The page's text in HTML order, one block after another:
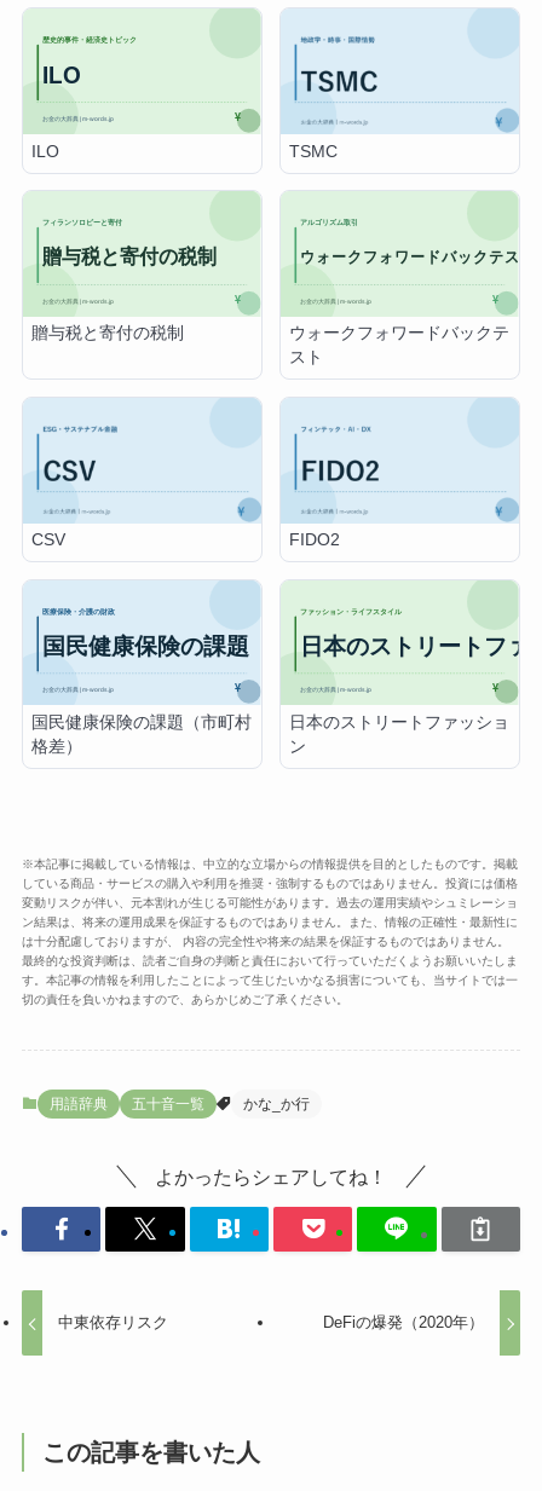
ILO TSMC
贈与税と寄付の税制
ウォークフォワードバックテ
スト
CSV FIDO2
国民健康保険の課題（市町村
格差）
日本のストリートファッショ
ン
※本記事に掲載している情報は、中立的な立場からの情報提供を目的としたものです。掲載
している商品・サービスの購入や利用を推奨・強制するものではありません。投資には価格
変動リスクが伴い、元本割れが生じる可能性があります。過去の運用実績やシュミレーショ
ン結果は、将来の運用成果を保証するものではありません。また、情報の正確性・最新性に
は十分配慮しておりますが、 内容の完全性や将来の結果を保証するものではありません。
最終的な投資判断は、読者ご自身の判断と責任において行っていただくようお願いいたしま
す。本記事の情報を利用したことによって生じたいかなる損害についても、当サイトでは一
切の責任を負いかねますので、あらかじめご了承ください。
用語辞典 五十音一覧 かな_か行
よかったらシェアしてね！
中東依存リスク DeFiの爆発（2020年）
この記事を書いた人